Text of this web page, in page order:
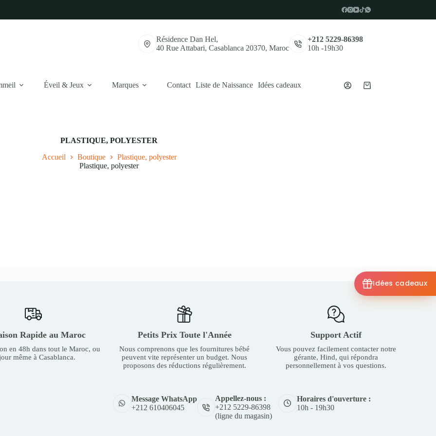
Résidence Dan Hel,
40 Rue Attabari, Casablanca 20370, Maroc
+212 5229-86398
10h -19h30
Éveil & Jeux Marques Contact Liste de Naissance Idées cadeaux
Panier
PLASTIQUE, POLYESTER
Accueil Boutique
Plastique, polyester
Plastique, polyester
Rapide au Maroc
en 48h dans tout le Maroc, ou
même à Casablanca.
Petits Prix Toute l'Année
Nous comprenons que les fournitures bébé
peuvent vite représenter un budget. Nous
proposons des réductions régulièrement.
Support Actif
Vous pouvez facilement contacter notre
gérante, Hind, qui répondra
personnellement à vos questions.
Message WhatsApp
+212 610406045
Appellez-nous :
+212 5229-86398
(ligne du magasin)
Horaires d'ouverture :
10h - 19h30
Idées cadeaux